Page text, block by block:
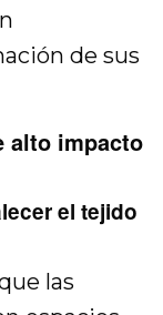
de sus
alto impacto
el tejido
las